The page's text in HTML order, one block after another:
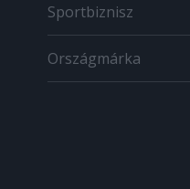
Sportbiznisz
Országmárka